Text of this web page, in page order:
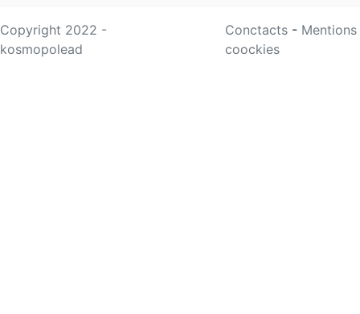
Copyright 2022 -
kosmopolead
Conctacts -
coockies